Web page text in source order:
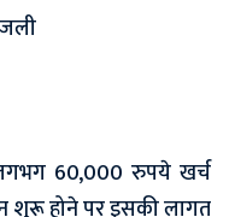
60,000 रुपये खर्च
शुरू होने पर इसकी लागत